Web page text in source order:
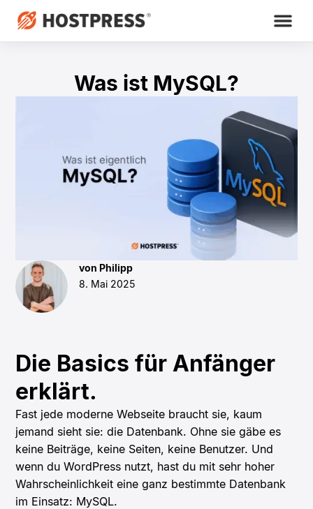
Was ist MySQL?
von Philipp
8. Mai 2025
Die Basics für Anfänger
erklärt.
Fast jede moderne Webseite braucht sie, kaum
jemand sieht sie: die Datenbank. Ohne sie gäbe es
keine Beiträge, keine Seiten, keine Benutzer. Und
wenn du WordPress nutzt, hast du mit sehr hoher
Wahrscheinlichkeit eine ganz bestimmte Datenbank
im Einsatz: MySQL.